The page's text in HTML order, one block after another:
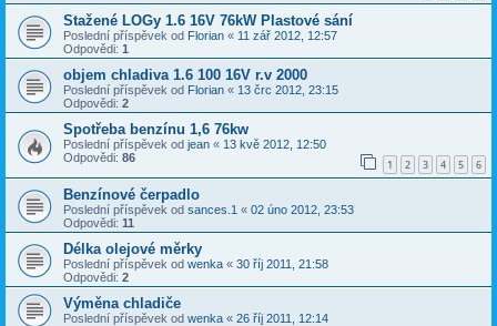
Stažené LOGy 1.6 16V 76kW Plastové sání
Poslední příspěvek od Florian « 11 zář 2012, 12:57
Odpovědi: 1
objem chladiva 1.6 100 16V r.v 2000
Poslední příspěvek od Florian « 13 črc 2012, 23:15
Odpovědi: 2
Spotřeba benzínu 1,6 76kw
Poslední příspěvek od jean « 13 kvě 2012, 12:50
Odpovědi: 86 1 2 3 4 5 6
Benzínové čerpadlo
Poslední příspěvek od sances.1 « 02 úno 2012, 23:53
Odpovědi: 11
Délka olejové měrky
Poslední příspěvek od wenka « 30 říj 2011, 21:58
Odpovědi: 2
Výměna chladiče
Poslední příspěvek od wenka « 26 říj 2011, 12:14